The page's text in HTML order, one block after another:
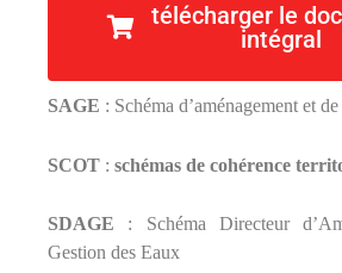
: Population Sans Double
SAGE : Schéma d’aménagement et
SCOT : schémas de cohérence
SDAGE : Schéma Directeur
Gestion des Eaux
télécharger le
intégral